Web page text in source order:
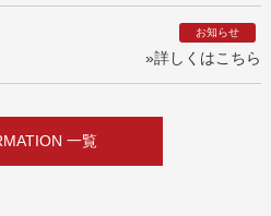
お知らせ
»詳しくはこちら
一覧